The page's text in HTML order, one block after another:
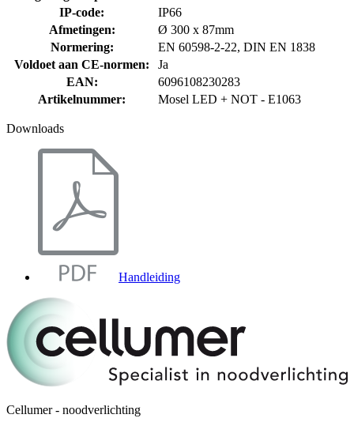
IP-code:
IP66
Afmetingen:
Ø 300 x 87mm
Normering:
EN 60598-2-22, DIN EN 1838
Voldoet aan CE-normen:
Ja
EAN:
6096108230283
Artikelnummer: Mosel LED + NOT - E1063
Downloads
Handleiding
Cellumer - noodverlichting